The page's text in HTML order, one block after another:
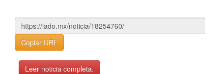
Copiar URL
Leer noticia completa.